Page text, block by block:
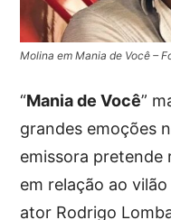
Molina em Mania de Você –
“Mania de Você”
grandes emoções
emissora pretende
em relação ao
ator Rodrigo